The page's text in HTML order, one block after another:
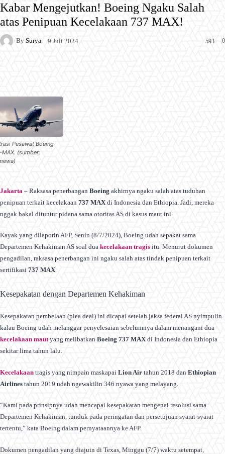
Kabar Mengejutkan! Boeing Ngaku Salah
atas Penipuan Kecelakaan 737 MAX!
By Surya 9 Juli 2024 0
593
Pesawat Boeing
MAX. (sumber:
Jakarta – Raksasa penerbangan Boeing akhirnya ngaku salah atas tuduhan
penipuan terkait kecelakaan 737 MAX di Indonesia dan Ethiopia. Jadi, mereka
nggak bakal dituntut pidana sama otoritas AS di kasus maut ini.
Kayak yang dilaporin AFP, Senin (8/7/2024), Boeing udah sepakat sama
Departemen Kehakiman AS soal dua kecelakaan tragis itu. Menurut dokumen
pengadilan, raksasa penerbangan ini ngaku salah atas tindak penipuan terkait
sertifikasi 737 MAX.
Kesepakatan dengan Departemen Kehakiman
Kesepakatan pembelaan (plea deal) ini dicapai setelah jaksa federal AS nyimpulin
kalau Boeing udah melanggar penyelesaian sebelumnya dalam menangani dua
kecelakaan mautyang melibatkan Boeing 737 MAXdi Indonesia dan Ethiopia
sekitar lima tahun lalu.
Kecelakaan tragis yang nimpain maskapai Lion Air tahun 2018 dan Ethiopian
Airlines tahun 2019 udah ngewakilin 346 nyawa yang melayang.
“Kami pada prinsipnya udah mencapai kesepakatan mengenai resolusi sama
Departemen Kehakiman, tunduk pada peringatan dan persetujuan syarat-syarat
tertentu,” kata Boeing dalam pernyataannya ke AFP.
Dokumen pengadilan yang diajuin di Texas, Minggu (7/7) waktu setempat,